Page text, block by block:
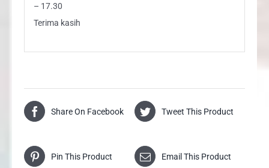
– 17.30
Terima kasih
Share On Facebook Tweet This Product
Pin This Product Email This Product